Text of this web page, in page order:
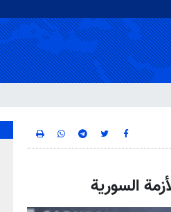
السورية